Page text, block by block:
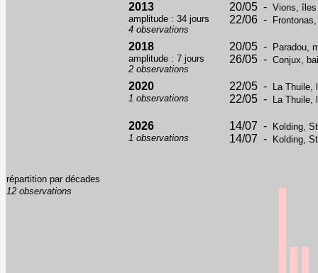
2013
amplitude : 34 jours
4 observations
20/05 - Vions, îles
22/06 -
2018
amplitude : 7 jours
2 observations
20/05 - Paradou,
26/05 - Conjux,
2020
1 observations
22/05 - La Thuile,
22/05 - La Thuile,
2026
1 observations
14/07 - Kolding,
14/07 - Kolding,
répartition par décades
12 observations